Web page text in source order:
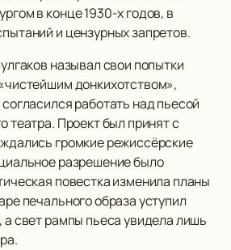
в конце 1930-х годов, в
и цензурных запретов.
называл свои попытки
донкихотством»,
работать над пьесой
театра. Проект был принят с
громкие режиссёрские
разрешение было
повестка изменила планы
печального образа уступил
свет рампы пьеса увидела лишь